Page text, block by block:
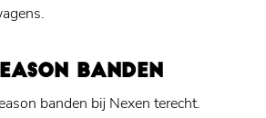
BANDEN
banden bij Nexen terecht.